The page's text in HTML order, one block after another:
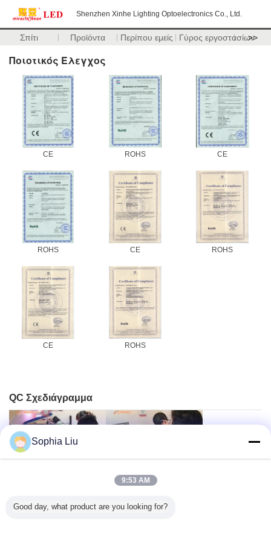
Shenzhen Xinhe Lighting Optoelectronics Co., Ltd.
Σπίτι Προϊόντα Περίπου εμείς Γύρος εργοστασίων
>>
Ποιοτικός Έλεγχος
CE ROHS CE
ROHS CE ROHS
CE ROHS
QC Σχεδιάγραμμα
Sophia Liu
9:53 AM
Good day, what product are you looking for?